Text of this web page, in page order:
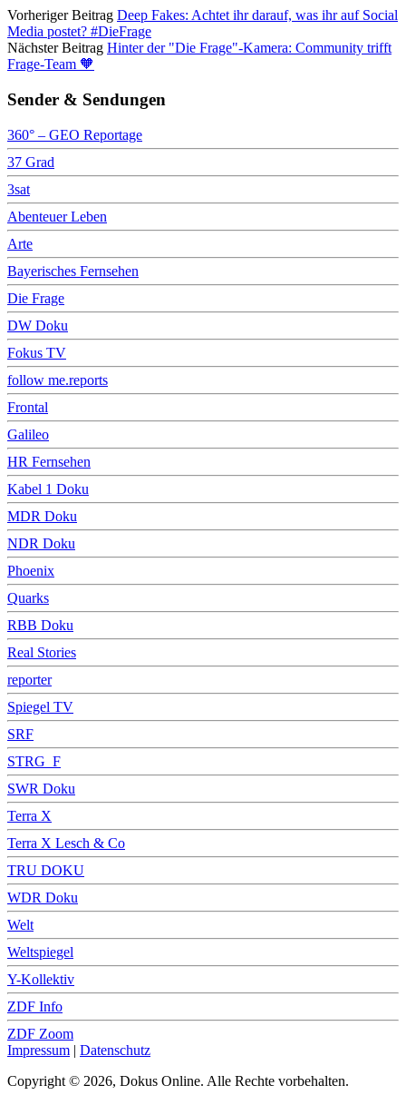
Vorheriger Beitrag Deep Fakes: Achtet ihr darauf, was ihr auf Social
Media postet? #DieFrage
Nächster Beitrag Hinter der "Die Frage"-Kamera: Community trifft
Frage-Team 🧡
Sender & Sendungen
360° – GEO Reportage
37 Grad
3sat
Abenteuer Leben
Arte
Bayerisches Fernsehen
Die Frage
DW Doku
Fokus TV
follow me.reports
Frontal
Galileo
HR Fernsehen
Kabel 1 Doku
MDR Doku
NDR Doku
Phoenix
Quarks
RBB Doku
Real Stories
reporter
Spiegel TV
SRF
STRG_F
SWR Doku
Terra X
Terra X Lesch & Co
TRU DOKU
WDR Doku
Welt
Weltspiegel
Y-Kollektiv
ZDF Info
ZDF Zoom
Impressum | Datenschutz
Copyright © 2026, Dokus Online. Alle Rechte vorbehalten.